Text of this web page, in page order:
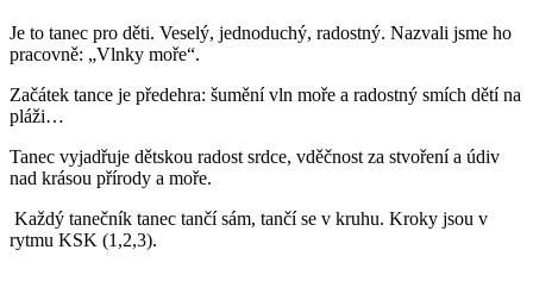
Je to tanec pro děti. Veselý, jednoduchý, radostný. Nazvali jsme ho
pracovně: „Vlnky moře“.
Začátek tance je předehra: šumění vln moře a radostný smích dětí na
pláži…
Tanec vyjadřuje dětskou radost srdce, vděčnost za stvoření a údiv
nad krásou přírody a moře.
Každý tanečník tanec tančí sám, tančí se v kruhu. Kroky jsou v
rytmu KSK (1,2,3).